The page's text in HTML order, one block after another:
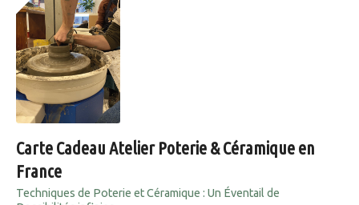
Carte Cadeau Atelier Poterie & Céramique en
France
Techniques de Poterie et Céramique : Un Éventail de